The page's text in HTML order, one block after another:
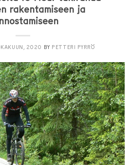
rakentamiseen ja
2020 BY PETTERI PYRRÖ